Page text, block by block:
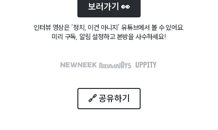
보러가기 👀
인터뷰 영상은 ‘정치, 이건 아니지’ 유튜브에서 볼 수 있어요.
미리 구독, 알림 설정하고 본방을 사수하세요!
🔗 공유하기